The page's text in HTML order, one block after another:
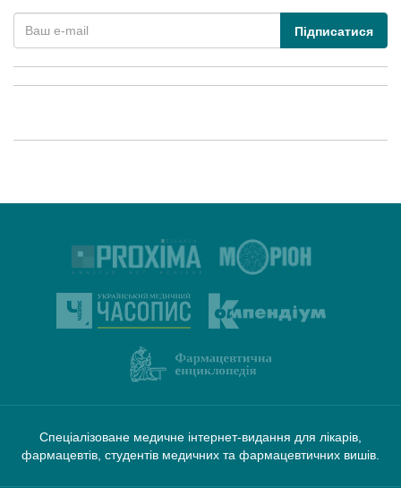
Підписатися
Спеціалізоване медичне інтернет-видання для лікарів,
фармацевтів, студентів медичних та фармацевтичних вишів.